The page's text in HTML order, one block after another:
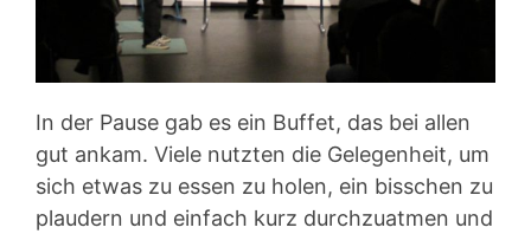
In der Pause gab es ein Buffet, das bei allen
gut ankam. Viele nutzten die Gelegenheit, um
sich etwas zu essen zu holen, ein bisschen zu
plaudern und einfach kurz durchzuatmen und